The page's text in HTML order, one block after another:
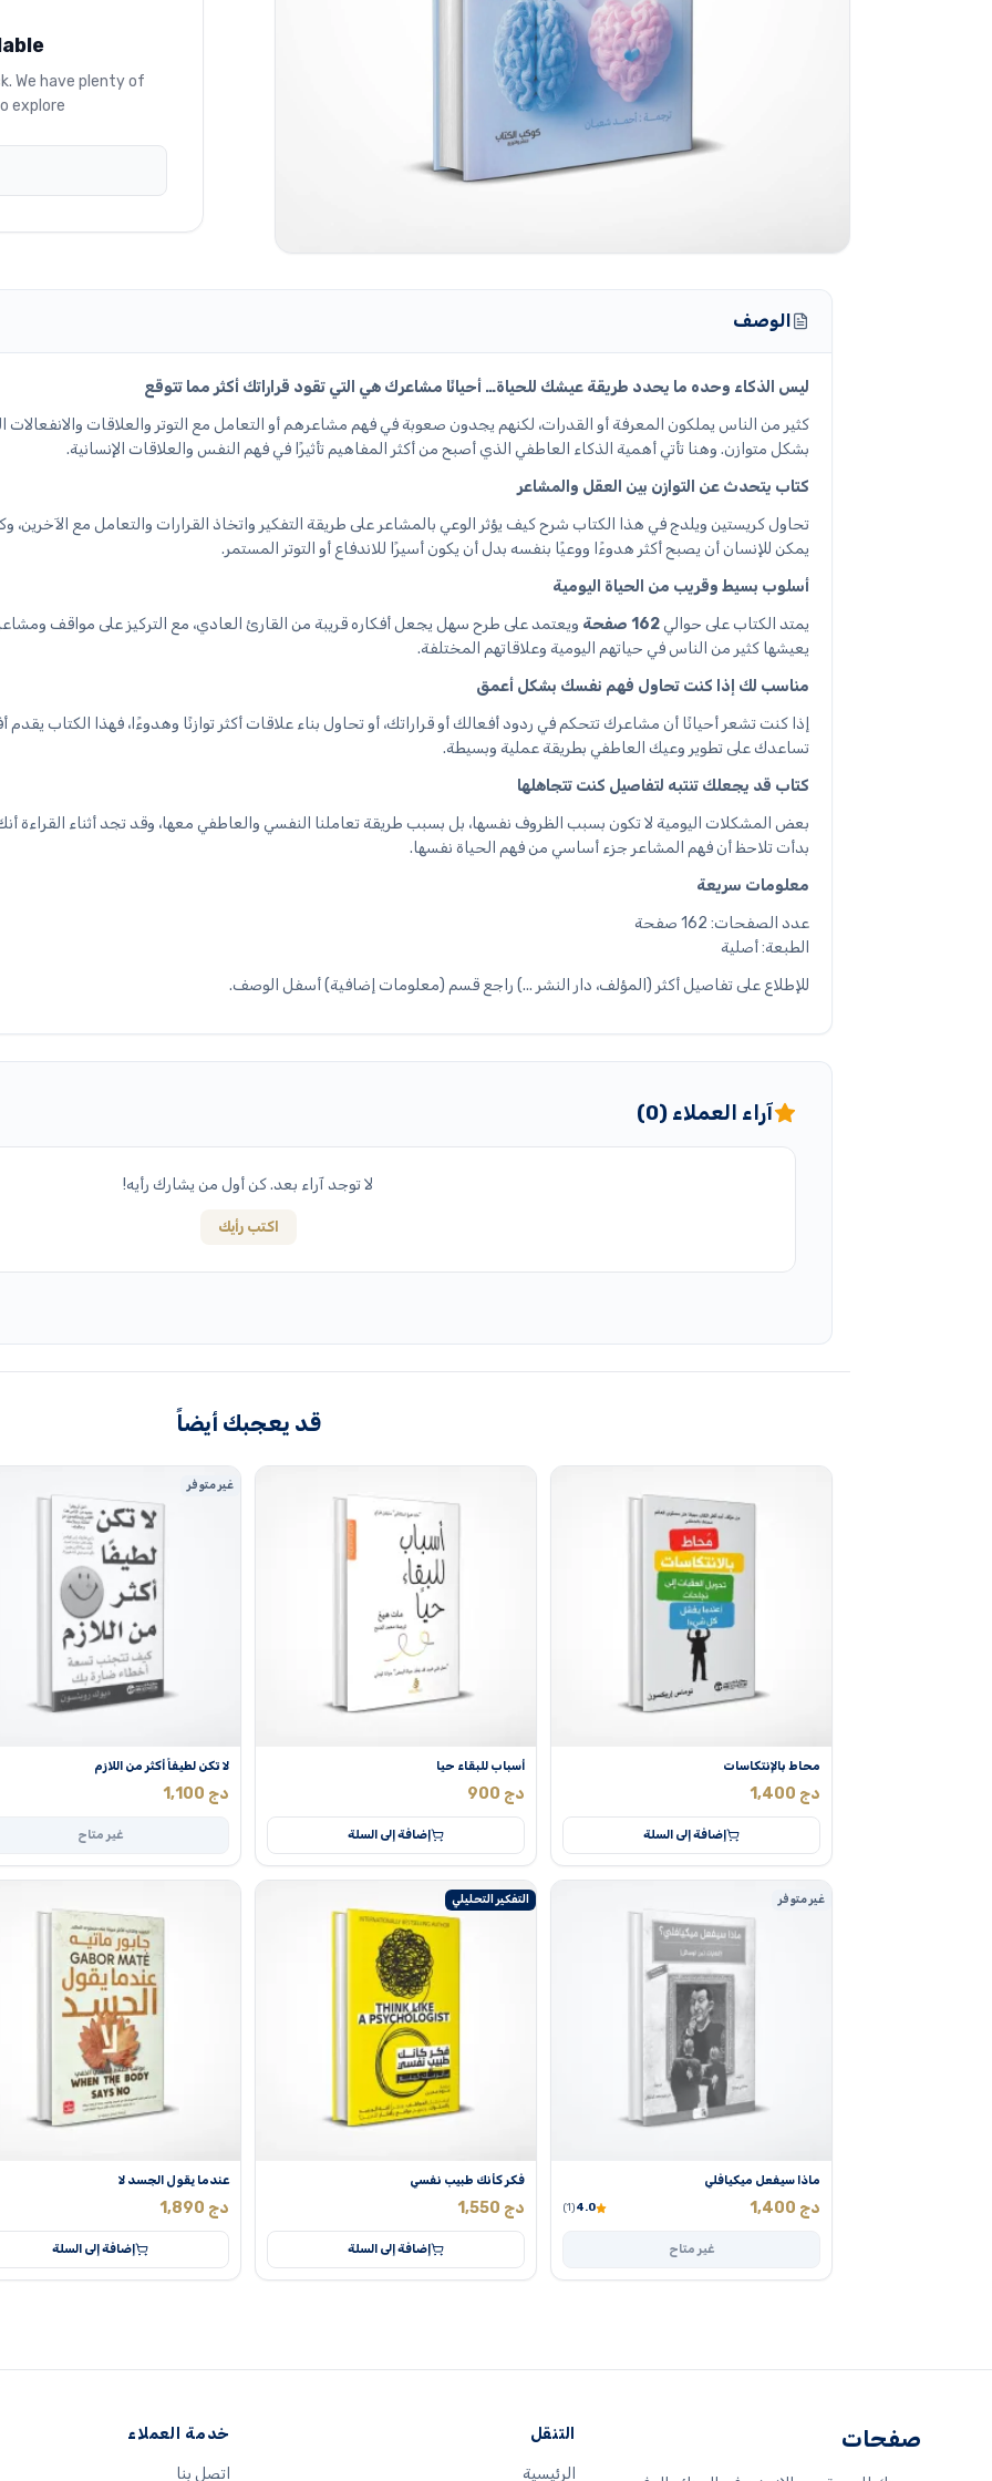
We have plenty of
explore.
الوصف
ليس الذكاء وحده ما يحدد طريقة عيشك للحياة… أحيانًا مشاعرك هي التي تقود قراراتك أكثر مما تتوقع
كثير من الناس يملكون المعرفة أو القدرات، لكنهم يجدون صعوبة في فهم مشاعرهم أو التعامل مع التوتر والعلاقات والانفعالات
بشكل متوازن. وهنا تأتي أهمية الذكاء العاطفي الذي أصبح من أكثر المفاهيم تأثيرًا في فهم النفس والعلاقات الإنسانية.
كتاب يتحدث عن التوازن بين العقل والمشاعر
تحاول كريستين ويلدج في هذا الكتاب شرح كيف يؤثر الوعي بالمشاعر على طريقة التفكير واتخاذ القرارات والتعامل مع الآخرين،
يمكن للإنسان أن يصبح أكثر هدوءًا ووعيًا بنفسه بدل أن يكون أسيرًا للاندفاع أو التوتر المستمر.
أسلوب بسيط وقريب من الحياة اليومية
يمتد الكتاب على حوالي 162 صفحة
ويعتمد على طرح سهل يجعل أفكاره قريبة من القارئ العادي، مع التركيز على مواقف
يعيشها كثير من الناس في حياتهم اليومية وعلاقاتهم المختلفة.
مناسب لك إذا كنت تحاول فهم نفسك بشكل أعمق
إذا كنت تشعر أحيانًا أن مشاعرك تتحكم في ردود أفعالك أو قراراتك، أو تحاول بناء علاقات أكثر توازنًا وهدوءًا، فهذا الكتاب يقدم
تساعدك على تطوير وعيك العاطفي بطريقة عملية وبسيطة.
كتاب قد يجعلك تنتبه لتفاصيل كنت تتجاهلها
بعض المشكلات اليومية لا تكون بسبب الظروف نفسها، بل بسبب طريقة تعاملنا النفسي والعاطفي معها، وقد تجد أثناء القراءة
بدأت تلاحظ أن فهم المشاعر جزء أساسي من فهم الحياة نفسها.
معلومات سريعة
عدد الصفحات: 162 صفحة
الطبعة: أصلية
للإطلاع على تفاصيل أكثر (المؤلف، دار النشر ...) راجع قسم (معلومات إضافية) أسفل الوصف.
آراء العملاء (0)
لا توجد آراء بعد. كن أول من يشارك رأيه!
اكتب رأيك
قد يعجبك أيضاً
محاط بالإنتكاسات
1,400 دج
إضافة إلى السلة
أسباب للبقاء حيا
900 دج
إضافة إلى السلة
غير متوفر
لا تكن لطيفاً أكثر من اللازم
1,100 دج
غير متاح
غير متوفر
ماذا سيفعل ميكيافلي
1,400 دج 4.0
(1)
غير متاح
التفكير التحليلي
فكر كأنك طبيب نفسي
1,550 دج
إضافة إلى السلة
عندما يقول الجسد لا
1,890 دج
إضافة إلى السلة
صفحات التنقل
الرئيسية
خدمة العملاء
اتصل بنا